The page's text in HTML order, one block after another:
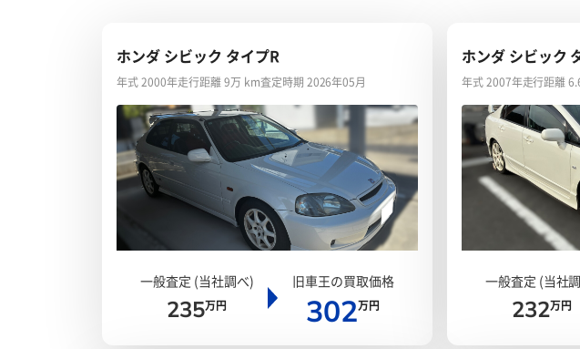
ホンダ シビック タイプR
年式 2000年走行距離 9万 km査定時期 2026年05月
一般査定 (当社調べ)
235万円
旧車王の買取価格
302万円
ホンダ シビック
年式 2007年走行距離
一般査定 (当社
232万円